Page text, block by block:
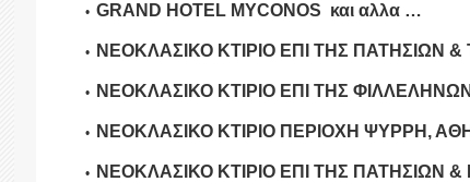
GRAND HOTEL MYCONOS και αλλα …
ΝΕΟΚΛΑΣΙΚΟ ΚΤΙΡΙΟ ΕΠΙ ΤΗΣ ΠΑΤΗΣΙΩΝ
ΝΕΟΚΛΑΣΙΚΟ ΚΤΙΡΙΟ ΕΠΙ ΤΗΣ
ΝΕΟΚΛΑΣΙΚΟ ΚΤΙΡΙΟ ΠΕΡΙΟΧΗ ΨΥΡΡΗ,
ΝΕΟΚΛΑΣΙΚΟ ΚΤΙΡΙΟ ΕΠΙ ΤΗΣ ΠΑΤΗΣΙΩΝ